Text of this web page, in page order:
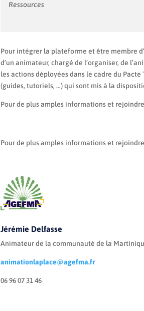
Ressources
Pour intégrer la plateforme et être membre
d’un animateur, chargé de l’organiser, de
les actions déployées dans le cadre du
(guides, tutoriels, …) qui sont mis à la
Pour de plus amples informations et
Pour de plus amples informations et
Jérémie Delfasse
Animateur de la communauté de la
animationlaplace@agefma.fr
06 96 07 31 46